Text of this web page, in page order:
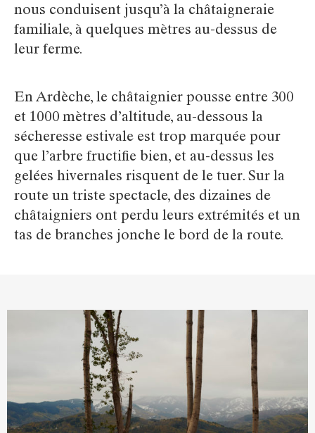
nous conduisent jusqu’à la châtaigneraie
familiale, à quelques mètres au-dessus de
leur ferme.
En Ardèche, le châtaignier pousse entre 300
et 1000 mètres d’altitude, au-dessous la
sécheresse estivale est trop marquée pour
que l’arbre fructifie bien, et au-dessus les
gelées hivernales risquent de le tuer. Sur la
route un triste spectacle, des dizaines de
châtaigniers ont perdu leurs extrémités et un
tas de branches jonche le bord de la route.